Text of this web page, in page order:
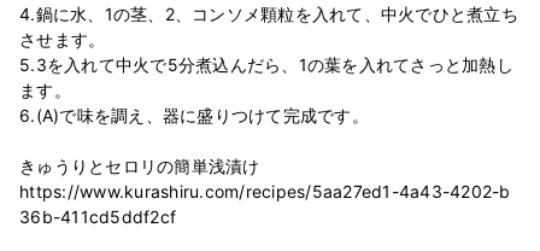
4.鍋に水、1の茎、2、コンソメ顆粒を入れて、中火でひと煮立ち
させます。
5.3を入れて中火で5分煮込んだら、1の葉を入れてさっと加熱し
ます。
6.(A)で味を調え、器に盛りつけて完成です。
きゅうりとセロリの簡単浅漬け
https://www.kurashiru.com/recipes/5aa27ed1-4a43-4202-b
36b-411cd5ddf2cf